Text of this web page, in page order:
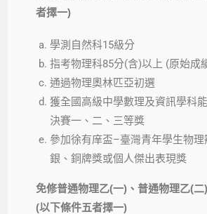
者擇一)
學測自然科15級分
指考物理科85分(含)以上 (原始成
通過物理奧林匹亞初選
獲全國高級中學數理及資訊學科
決賽一、二、三等獎
參加徐有庠盃–臺灣青年學生物理
銀、銅牌獎或個人傑出表現獎
免修普通物理乙(一) 、普通物理乙(二)
(以下條件五者擇一)